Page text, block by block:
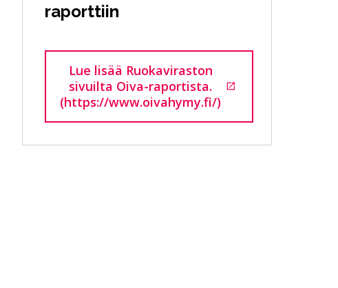
raporttiin
Lue lisää Ruokaviraston
sivuilta Oiva-raportista.
(https://www.oivahymy.fi/)Siirtyy ulkoiselle sivustolle